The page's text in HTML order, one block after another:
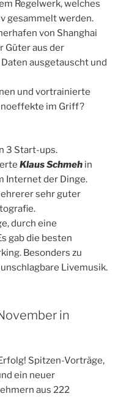
Regelwerk, welches
gesammelt werden.
von Shanghai
Güter aus der
ausgetauscht und
und vortrainierte
im Griff?
3 Start-ups.
Klaus Schmeh in
Internet der Dinge.
sehr guter
durch eine
gab die besten
Besonders zu
Livemusik.
in
Spitzen-Vorträge,
ein neuer
aus 222